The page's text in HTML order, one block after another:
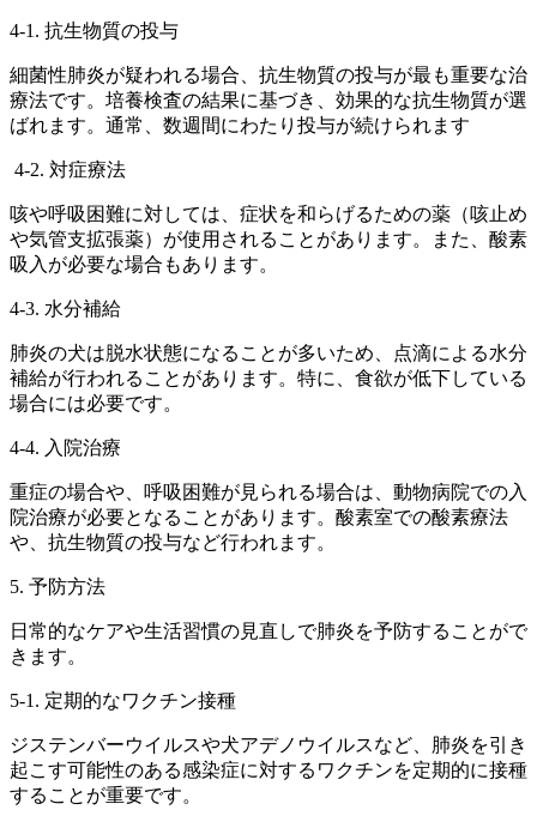
4-1. 抗生物質の投与
細菌性肺炎が疑われる場合、抗生物質の投与が最も重要な治
療法です。培養検査の結果に基づき、効果的な抗生物質が選
ばれます。通常、数週間にわたり投与が続けられます
4-2. 対症療法
咳や呼吸困難に対しては、症状を和らげるための薬（咳止め
や気管支拡張薬）が使用されることがあります。また、酸素
吸入が必要な場合もあります。
4-3. 水分補給
肺炎の犬は脱水状態になることが多いため、点滴による水分
補給が行われることがあります。特に、食欲が低下している
場合には必要です。
4-4. 入院治療
重症の場合や、呼吸困難が見られる場合は、動物病院での入
院治療が必要となることがあります。酸素室での酸素療法
や、抗生物質の投与など行われます。
5. 予防方法
日常的なケアや生活習慣の見直しで肺炎を予防することがで
きます。
5-1. 定期的なワクチン接種
ジステンバーウイルスや犬アデノウイルスなど、肺炎を引き
起こす可能性のある感染症に対するワクチンを定期的に接種
することが重要です。